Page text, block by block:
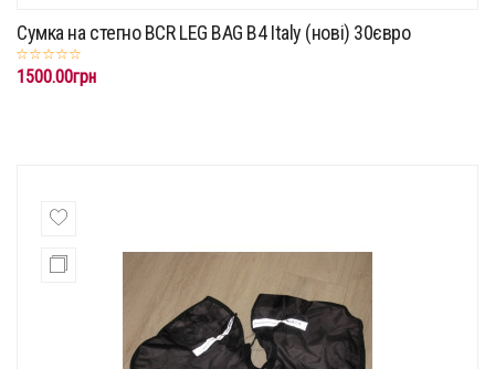
Сумка на стегно BCR LEG BAG B4 Italy (нові) 30євро
1500.00грн